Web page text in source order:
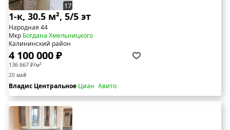
17
1-к, 30.5 м², 5/5 эт
Народная 44
Мкр Богдана Хмельницкого
Калининский район
4 100 000 ₽
136 667 ₽/м²
20 май
Владис Центральное Циан Авито